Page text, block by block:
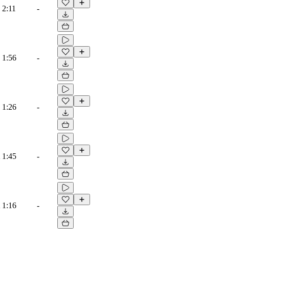
2:11 -
1:56 -
1:26 -
1:45 -
1:16 -